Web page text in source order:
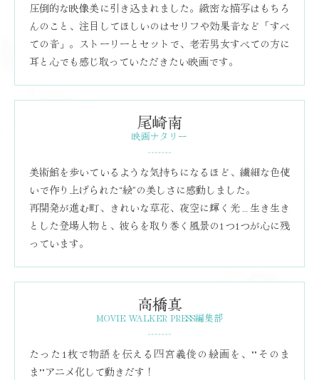
圧倒的な映像美に引き込まれました。緻密な描写はもちろ
んのこと、注目してほしいのはセリフや効果音など「すべ
ての音」。ストーリーとセットで、老若男女すべての方に
耳と心でも感じ取っていただきたい映画です。
尾崎南
映画ナタリー
美術館を歩いているような気持ちになるほど、繊細な色使
いで作り上げられた“絵”の美しさに感動しました。
再開発が進む町、きれいな草花、夜空に輝く光…生き生き
とした登場人物と、彼らを取り巻く風景の1つ1つが心に残
っています。
高橋真
MOVIE WALKER PRESS編集部
たった1枚で物語を伝える四宮義俊の絵画を、""そのま
ま""アニメ化して動きだす！